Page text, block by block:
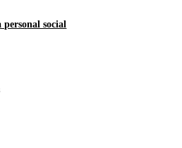
social